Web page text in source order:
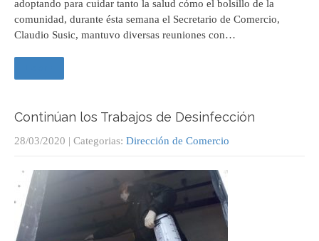
adoptando para cuidar tanto la salud cómo el bolsillo de la
comunidad, durante ésta semana el Secretario de Comercio,
Claudio Susic, mantuvo diversas reuniones con…
Continúan los Trabajos de Desinfección
28/03/2020 | Categorias: Dirección de Comercio